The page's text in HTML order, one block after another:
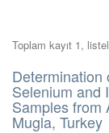
Toplam kayıt 1,
Determination
Selenium and
Samples from
Mugla, Turkey